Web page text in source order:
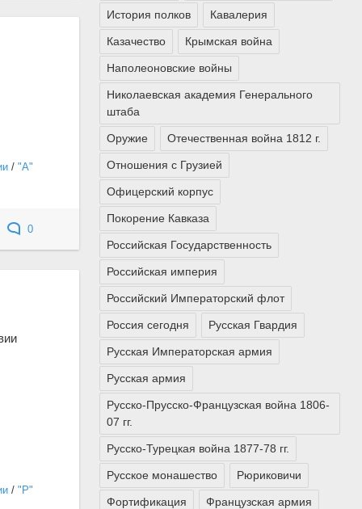
/ "А"
0
/ "Р"
История полков Кавалерия
Казачество Крымская война
Наполеоновские войны
Николаевская академия Генерального
штаба
Оружие Отечественная война 1812 г.
Отношения с Грузией
Офицерский корпус
Покорение Кавказа
Российская Государственность
Российская империя
Российский Императорский флот
Россия сегодня Русская Гвардия
Русская Императорская армия
Русская армия
Русско-Прусско-Французская война 1806-
07 гг.
Русско-Турецкая война 1877-78 гг.
Русское монашество Рюриковичи
Фортификация Французская армия